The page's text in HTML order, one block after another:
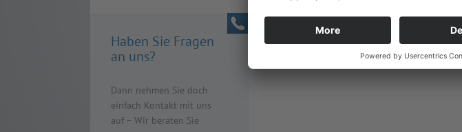
Haben Sie Fragen
an uns?
Dann nehmen Sie doch
einfach Kontakt mit uns
auf – Wir beraten Sie